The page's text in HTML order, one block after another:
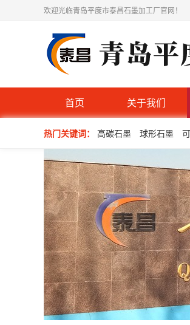
欢迎光临青岛平度市泰昌石墨加工厂官网！
首页 关于我们
热门关键词： 高碳石墨 球形石墨